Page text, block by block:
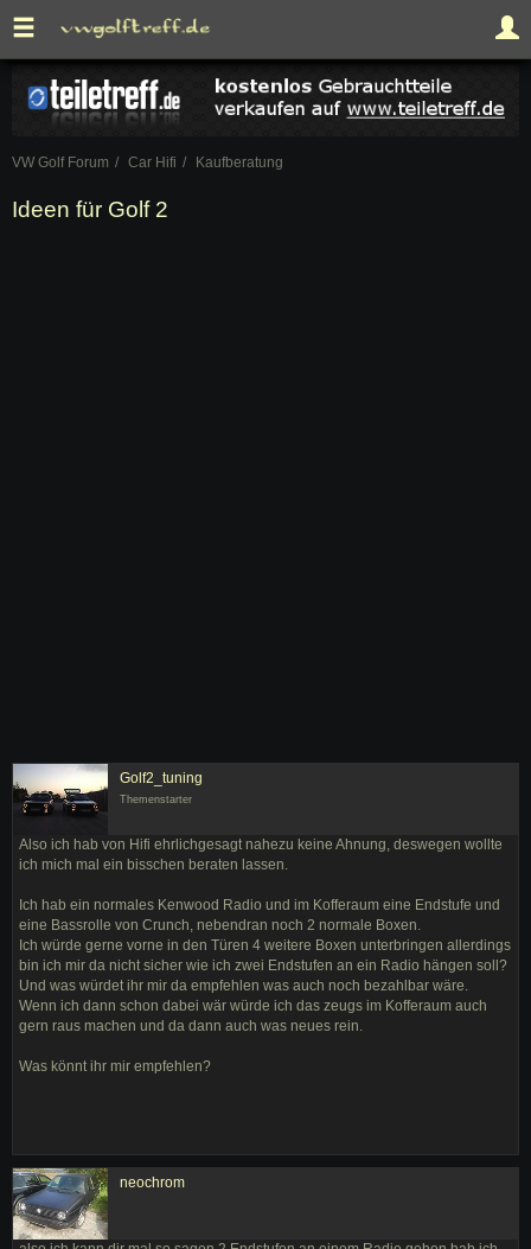
VW Golf Forum Car Hifi Kaufberatung
Ideen für Golf 2
Golf2_tuning
Themenstarter
Also ich hab von Hifi ehrlichgesagt nahezu keine Ahnung, deswegen wollte
ich mich mal ein bisschen beraten lassen.
Ich hab ein normales Kenwood Radio und im Kofferaum eine Endstufe und
eine Bassrolle von Crunch, nebendran noch 2 normale Boxen.
Ich würde gerne vorne in den Türen 4 weitere Boxen unterbringen allerdings
bin ich mir da nicht sicher wie ich zwei Endstufen an ein Radio hängen soll?
Und was würdet ihr mir da empfehlen was auch noch bezahlbar wäre.
Wenn ich dann schon dabei wär würde ich das zeugs im Kofferaum auch
gern raus machen und da dann auch was neues rein.
Was könnt ihr mir empfehlen?
neochrom